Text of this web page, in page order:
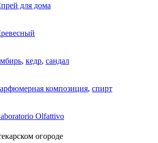
для дома
, кедр, сандал
композиция, спирт
Olfattivo
огороде